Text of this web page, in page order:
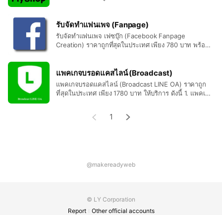
แนะนำธุรกิจ สินค้า แกลลอรี่ 4. จัดทำโฆษณาเฟสบุ๊ค
โปรโมทเพจ โปรโมทโพสต์ 5. โพสประกาศซื้อขาย 600
เว็บในเครือ Hot Line : 09-456-222-88 Line ID :
@makereadyweb www.makereadyweb.com
รับจัดทำแฟนเพจ (Fanpage)
รับจัดทำแฟนเพจ เฟซบุ๊ก (Facebook Fanpage
Creation) ราคาถูกที่สุดในประเทศ เพียง 780 บาท พร้อม
ข้อมูลสินค้า สั่งซื้อ ติดต่อเรา 4. จัดทำโฆษณาเฟสบุ๊ค
โปรโมทเพจ โปรโมทโพสต์ 5. โพสประกาศซื้อขาย 600
เว็บในเครือ Hot Line : 09-456-222-88 Line ID :
@makereadyweb www.makereadyweb.com
แพคเกจบรอดแคสไลน์ (Broadcast)
แพคเกจบรอดแคสไลน์ (Broadcast LINE OA) ราคาถูก
ที่สุดในประเทศ เพียง 1780 บาท ให้บริการ ดังนี้ 1. แพคเกจ
@makereadyweb www.makereadyweb.com
1
@makereadyweb
© LY Corporation
Report
Other official accounts